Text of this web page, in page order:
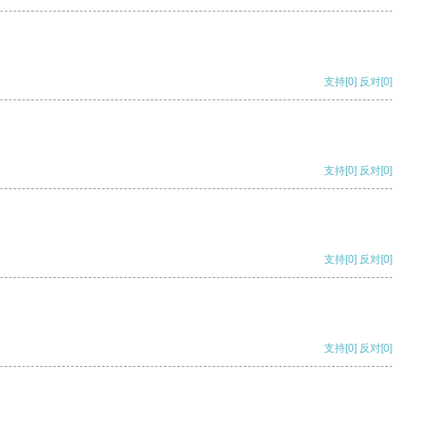
支持[0] 反对[0]
支持[0] 反对[0]
支持[0] 反对[0]
支持[0] 反对[0]